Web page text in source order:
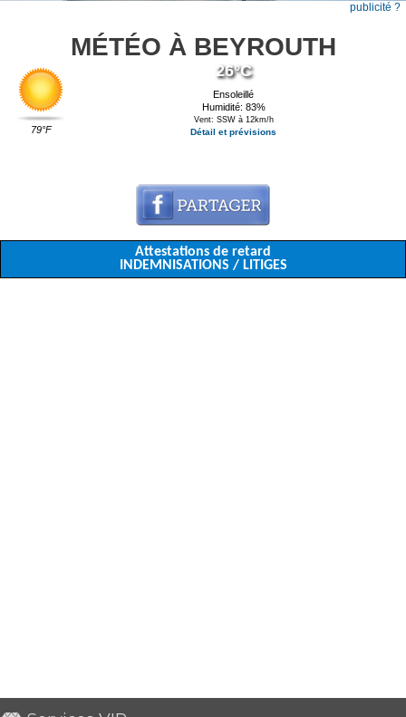
publicité ?
MÉTÉO À BEYROUTH
79°F
26°C
Ensoleillé
Humidité: 83%
Vent: SSW à 12km/h
Détail et prévisions
Attestations de retard
INDEMNISATIONS / LITIGES